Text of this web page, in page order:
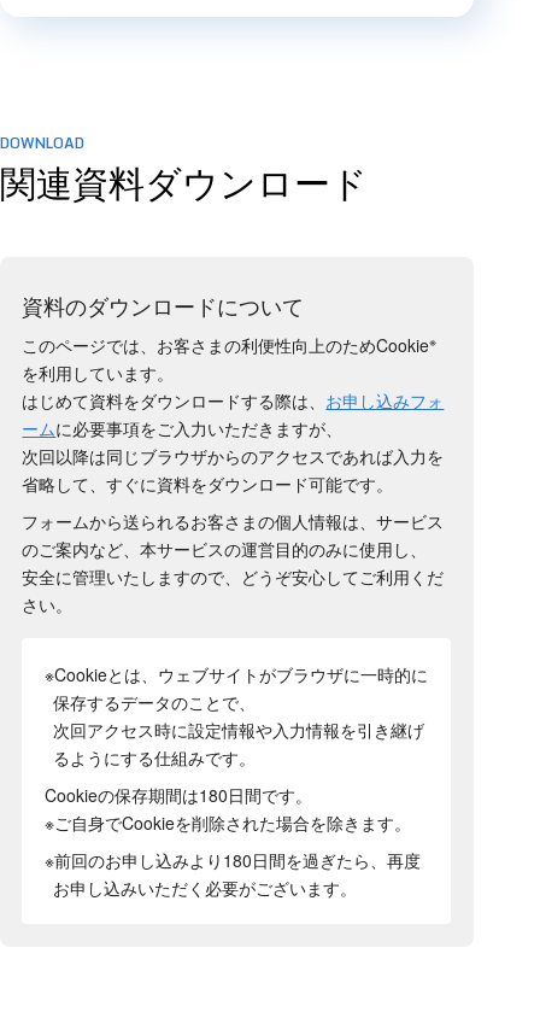
DOWNLOAD
関連資料ダウンロード
資料のダウンロードについて
このページでは、お客さまの利便性向上のためCookie※
を利用しています。
はじめて資料をダウンロードする際は、 お申し込みフォ
ームに必要事項をご入力いただきますが、
次回以降は同じブラウザからのアクセスであれば入力を
省略して、すぐに資料をダウンロード可能です。
フォームから送られるお客さまの個人情報は、サービス
のご案内など、本サービスの運営目的のみに使用し、
安全に管理いたしますので、どうぞ安心してご利用くだ
さい。
※Cookieとは、ウェブサイトがブラウザに一時的に
保存するデータのことで、
次回アクセス時に設定情報や入力情報を引き継げ
るようにする仕組みです。
Cookieの保存期間は180日間です。
※ご自身でCookieを削除された場合を除きます。
※前回のお申し込みより180日間を過ぎたら、再度
お申し込みいただく必要がございます。